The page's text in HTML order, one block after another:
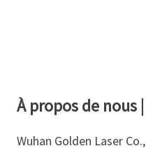
À propos de nous
Wuhan Golden Laser